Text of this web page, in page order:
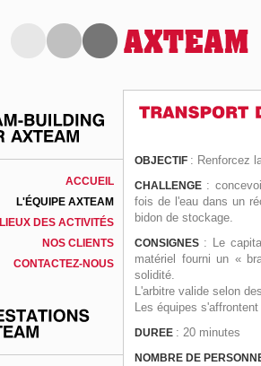
ACCUEIL
L'ÉQUIPE AXTEAM
LIEUX DES ACTIVITÉS
NOS CLIENTS
CONTACTEZ-NOUS
OBJECTIF : Renforcez
CHALLENGE :
fois de l'eau dans un
bidon de stockage.
CONSIGNES : Le
matériel fourni un «
solidité.
L'arbitre valide selon
Les équipes
DUREE : 20 minutes
NOMBRE DE